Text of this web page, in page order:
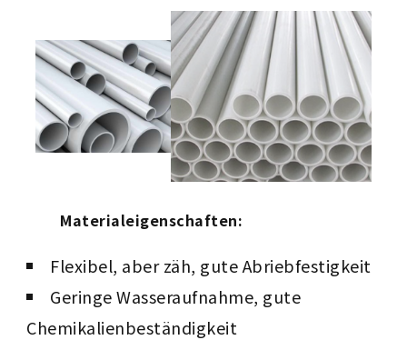
Materialeigenschaften:
Flexibel, aber zäh, gute Abriebfestigkeit
Geringe Wasseraufnahme, gute
Chemikalienbeständigkeit